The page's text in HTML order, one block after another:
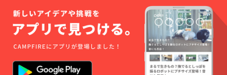
介、資
金調達
や準備
に関す
る裏
話 特
別編
(120分)
DAY5